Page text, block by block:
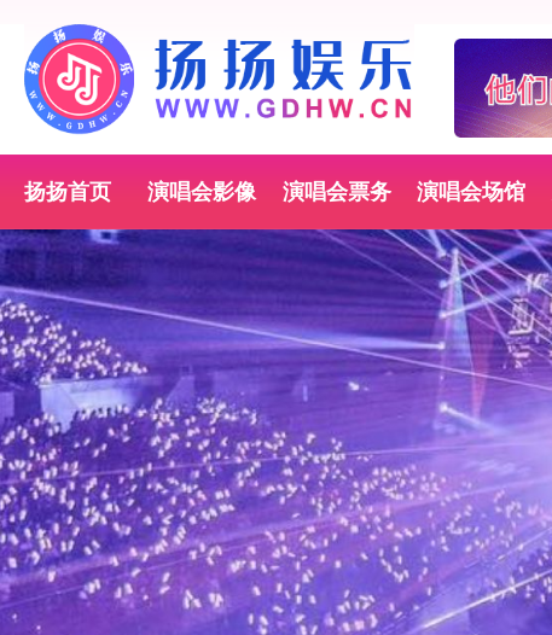
扬扬首页 演唱会影像 演唱会票务 演唱会场馆